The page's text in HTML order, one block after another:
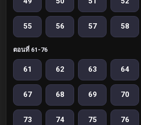
55 56 57 58
ตอนที่ 61-76
61 62 63 64
67 68 69 70
73 74 75 76